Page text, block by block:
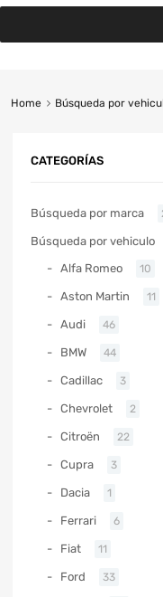
Home Búsqueda por
CATEGORÍAS
Búsqueda por marca
Búsqueda por vehiculo
Alfa Romeo 10
Aston Martin 11
Audi 46
BMW 44
Cadillac 3
Chevrolet 2
Citroën 22
Cupra 3
Dacia 1
Ferrari 6
Fiat 11
Ford 33